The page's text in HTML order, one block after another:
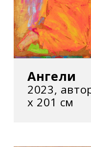
Ангели
2023,
х 201 см